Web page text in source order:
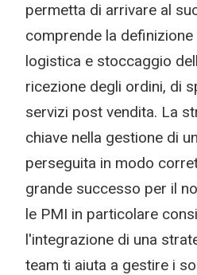
permetta di arrivare al
comprende la
logistica e stoccaggio
ricezione degli ordini, di
servizi post vendita. La
chiave nella gestione di
perseguita in modo
grande successo per il
le PMI in particolare
l'integrazione di una
team ti aiuta a gestire i